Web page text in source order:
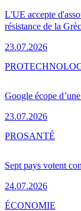
L'UE accepte
résistance de la
23.07.2026
Google écope
23.07.2026
PRO
Sept pays votent
24.07.2026
PROSANTÉ
ÉCONOMIE